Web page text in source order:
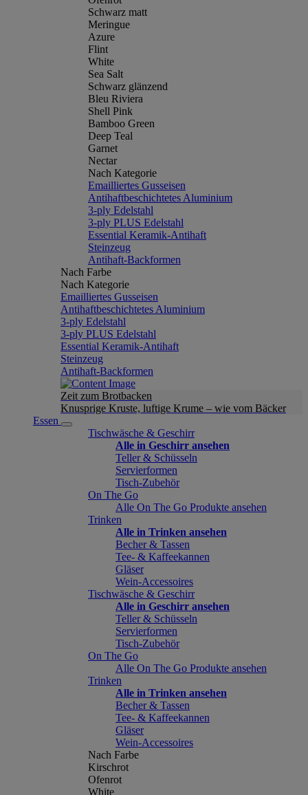
Schwarz matt
Meringue
Azure
Flint
White
Sea Salt
Schwarz glänzend
Bleu Riviera
Shell Pink
Bamboo Green
Deep Teal
Garnet
Nectar
Nach Kategorie
Emailliertes Gusseisen
Antihaftbeschichtetes Aluminium
3-ply Edelstahl
3-ply PLUS Edelstahl
Essential Keramik-Antihaft
Steinzeug
Antihaft-Backformen
Nach Farbe
Nach Kategorie
Emailliertes Gusseisen
Antihaftbeschichtetes Aluminium
3-ply Edelstahl
3-ply PLUS Edelstahl
Essential Keramik-Antihaft
Steinzeug
Antihaft-Backformen
Zeit zum Brotbacken
Knusprige Kruste, luftige Krume – wie vom Bäcker
Essen
Tischwäsche & Geschirr
Alle in Geschirr ansehen
Teller & Schüsseln
Servierformen
Tisch-Zubehör
On The Go
Alle On The Go Produkte ansehen
Trinken
Alle in Trinken ansehen
Becher & Tassen
Tee- & Kaffeekannen
Gläser
Wein-Accessoires
Tischwäsche & Geschirr
Alle in Geschirr ansehen
Teller & Schüsseln
Servierformen
Tisch-Zubehör
On The Go
Alle On The Go Produkte ansehen
Trinken
Alle in Trinken ansehen
Becher & Tassen
Tee- & Kaffeekannen
Gläser
Wein-Accessoires
Nach Farbe
Kirschrot
Ofenrot
White